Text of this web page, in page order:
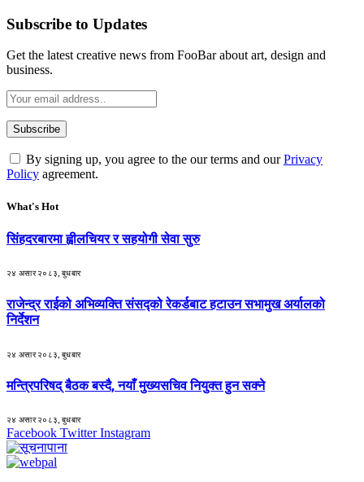
Subscribe to Updates
Get the latest creative news from FooBar about art, design and
business.
By signing up, you agree to the our terms and ourPrivacy
Policy agreement.
What's Hot
सिंहदरबारमा ह्वीलचियर र सहयोगी सेवा सुरु
२४ असार २०८३, बुधबार
राजेन्द्र राईको अभिव्यक्ति संसद्को रेकर्डबाट हटाउन सभामुख अर्यालको
निर्देशन
२४ असार २०८३, बुधबार
मन्त्रिपरिषद् बैठक बस्दै, नयाँ मुख्यसचिव नियुक्त हुन सक्ने
२४ असार २०८३, बुधबार
Facebook Twitter Instagram